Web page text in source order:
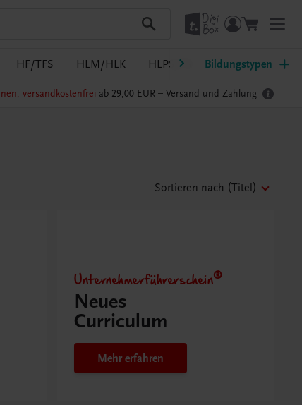
HF/TFS HLM/HLK HLPS/FSB HLT/Kolleg
Bildungstypen
versandkostenfrei ab 29,00 EUR – Versand und Zahlung
Sortieren nach (Titel)
Unternehmerführerschein®
Neues
Curriculum
Mehr erfahren